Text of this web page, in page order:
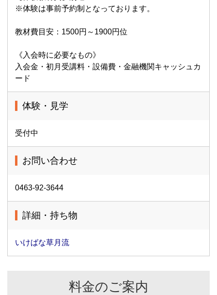
※体験は事前予約制となっております。
教材費目安：1500円～1900円位
《入会時に必要なもの》
入会金・初月受講料・設備費・金融機関キャッシュカ
ード
体験・見学
受付中
お問い合わせ
0463-92-3644
詳細・持ち物
いけばな草月流
料金のご案内